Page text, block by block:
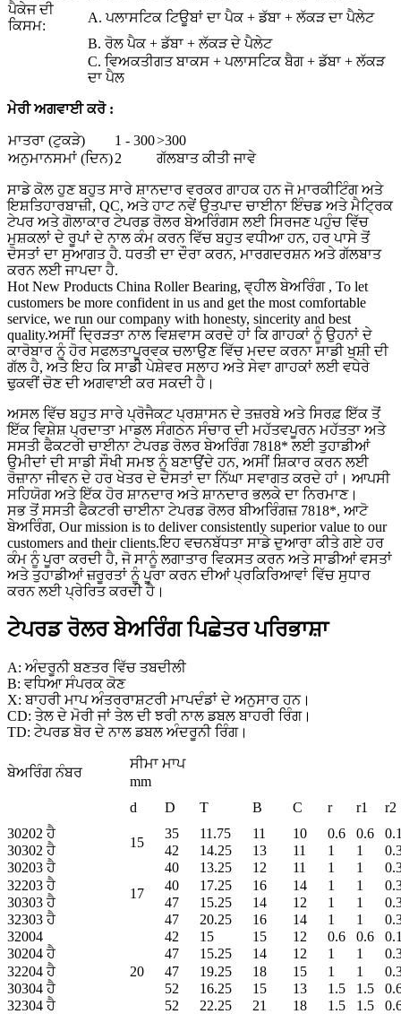
ਪੈਕੇਜ ਦੀ
ਕਿਸਮ:
A. ਪਲਾਸਟਿਕ ਟਿਊਬਾਂ ਦਾ ਪੈਕ + ਡੱਬਾ + ਲੱਕੜ ਦਾ ਪੈਲੇਟ
B. ਰੋਲ ਪੈਕ + ਡੱਬਾ + ਲੱਕੜ ਦੇ ਪੈਲੇਟ
C. ਵਿਅਕਤੀਗਤ ਬਾਕਸ + ਪਲਾਸਟਿਕ ਬੈਗ + ਡੱਬਾ + ਲੱਕੜ
ਦਾ ਪੈਲ
ਮੇਰੀ ਅਗਵਾਈ ਕਰੋ :
ਮਾਤਰਾ (ਟੁਕੜੇ) 1 - 300>300
ਅਨੁਮਾਨਸਮਾਂ (ਦਿਨ)2 ਗੱਲਬਾਤ ਕੀਤੀ ਜਾਵੇ
ਸਾਡੇ ਕੋਲ ਹੁਣ ਬਹੁਤ ਸਾਰੇ ਸ਼ਾਨਦਾਰ ਵਰਕਰ ਗਾਹਕ ਹਨ ਜੋ ਮਾਰਕੀਟਿੰਗ ਅਤੇ
ਇਸ਼ਤਿਹਾਰਬਾਜ਼ੀ, QC, ਅਤੇ ਹਾਟ ਨਵੇਂ ਉਤਪਾਦ ਚਾਈਨਾ ਇੰਚਡ ਅਤੇ ਮੈਟ੍ਰਿਕ
ਟੇਪਰ ਅਤੇ ਗੋਲਾਕਾਰ ਟੇਪਰਡ ਰੋਲਰ ਬੇਅਰਿੰਗਸ ਲਈ ਸਿਰਜਣ ਪਹੁੰਚ ਵਿੱਚ
ਮੁਸ਼ਕਲਾਂ ਦੇ ਰੂਪਾਂ ਦੇ ਨਾਲ ਕੰਮ ਕਰਨ ਵਿੱਚ ਬਹੁਤ ਵਧੀਆ ਹਨ, ਹਰ ਪਾਸੇ ਤੋਂ
ਦੋਸਤਾਂ ਦਾ ਸੁਆਗਤ ਹੈ. ਧਰਤੀ ਦਾ ਦੌਰਾ ਕਰਨ, ਮਾਰਗਦਰਸ਼ਨ ਅਤੇ ਗੱਲਬਾਤ
ਕਰਨ ਲਈ ਜਾਪਦਾ ਹੈ.
Hot New Products China Roller Bearing, ਵ੍ਹੀਲ ਬੇਅਰਿੰਗ , To let
customers be more confident in us and get the most comfortable
service, we run our company with honesty, sincerity and best
quality.ਅਸੀਂ ਦ੍ਰਿੜਤਾ ਨਾਲ ਵਿਸ਼ਵਾਸ ਕਰਦੇ ਹਾਂ ਕਿ ਗਾਹਕਾਂ ਨੂੰ ਉਹਨਾਂ ਦੇ
ਕਾਰੋਬਾਰ ਨੂੰ ਹੋਰ ਸਫਲਤਾਪੂਰਵਕ ਚਲਾਉਣ ਵਿੱਚ ਮਦਦ ਕਰਨਾ ਸਾਡੀ ਖੁਸ਼ੀ ਦੀ
ਗੱਲ ਹੈ, ਅਤੇ ਇਹ ਕਿ ਸਾਡੀ ਪੇਸ਼ੇਵਰ ਸਲਾਹ ਅਤੇ ਸੇਵਾ ਗਾਹਕਾਂ ਲਈ ਵਧੇਰੇ
ਢੁਕਵੀਂ ਚੋਣ ਦੀ ਅਗਵਾਈ ਕਰ ਸਕਦੀ ਹੈ।
ਅਸਲ ਵਿੱਚ ਬਹੁਤ ਸਾਰੇ ਪ੍ਰੋਜੈਕਟ ਪ੍ਰਸ਼ਾਸਨ ਦੇ ਤਜ਼ਰਬੇ ਅਤੇ ਸਿਰਫ਼ ਇੱਕ ਤੋਂ
ਇੱਕ ਵਿਸ਼ੇਸ਼ ਪ੍ਰਦਾਤਾ ਮਾਡਲ ਸੰਗਠਨ ਸੰਚਾਰ ਦੀ ਮਹੱਤਵਪੂਰਨ ਮਹੱਤਤਾ ਅਤੇ
ਸਸਤੀ ਫੈਕਟਰੀ ਚਾਈਨਾ ਟੇਪਰਡ ਰੋਲਰ ਬੇਅਰਿੰਗ 7818* ਲਈ ਤੁਹਾਡੀਆਂ
ਉਮੀਦਾਂ ਦੀ ਸਾਡੀ ਸੌਖੀ ਸਮਝ ਨੂੰ ਬਣਾਉਂਦੇ ਹਨ, ਅਸੀਂ ਸ਼ਿਕਾਰ ਕਰਨ ਲਈ
ਰੋਜ਼ਾਨਾ ਜੀਵਨ ਦੇ ਹਰ ਖੇਤਰ ਦੇ ਦੋਸਤਾਂ ਦਾ ਨਿੱਘਾ ਸਵਾਗਤ ਕਰਦੇ ਹਾਂ। ਆਪਸੀ
ਸਹਿਯੋਗ ਅਤੇ ਇੱਕ ਹੋਰ ਸ਼ਾਨਦਾਰ ਅਤੇ ਸ਼ਾਨਦਾਰ ਭਲਕੇ ਦਾ ਨਿਰਮਾਣ।
ਸਭ ਤੋਂ ਸਸਤੀ ਫੈਕਟਰੀ ਚਾਈਨਾ ਟੇਪਰਡ ਰੋਲਰ ਬੀਅਰਿੰਗਜ਼ 7818*, ਆਟੋ
ਬੇਅਰਿੰਗ, Our mission is to deliver consistently superior value to our
customers and their clients.ਇਹ ਵਚਨਬੱਧਤਾ ਸਾਡੇ ਦੁਆਰਾ ਕੀਤੇ ਗਏ ਹਰ
ਕੰਮ ਨੂੰ ਪੂਰਾ ਕਰਦੀ ਹੈ, ਜੋ ਸਾਨੂੰ ਲਗਾਤਾਰ ਵਿਕਸਤ ਕਰਨ ਅਤੇ ਸਾਡੀਆਂ ਵਸਤਾਂ
ਅਤੇ ਤੁਹਾਡੀਆਂ ਜ਼ਰੂਰਤਾਂ ਨੂੰ ਪੂਰਾ ਕਰਨ ਦੀਆਂ ਪ੍ਰਕਿਰਿਆਵਾਂ ਵਿੱਚ ਸੁਧਾਰ
ਕਰਨ ਲਈ ਪ੍ਰੇਰਿਤ ਕਰਦੀ ਹੈ।
ਟੇਪਰਡ ਰੋਲਰ ਬੇਅਰਿੰਗ ਪਿਛੇਤਰ ਪਰਿਭਾਸ਼ਾ
A: ਅੰਦਰੂਨੀ ਬਣਤਰ ਵਿੱਚ ਤਬਦੀਲੀ
B: ਵਧਿਆ ਸੰਪਰਕ ਕੋਣ
X: ਬਾਹਰੀ ਮਾਪ ਅੰਤਰਰਾਸ਼ਟਰੀ ਮਾਪਦੰਡਾਂ ਦੇ ਅਨੁਸਾਰ ਹਨ।
CD: ਤੇਲ ਦੇ ਮੋਰੀ ਜਾਂ ਤੇਲ ਦੀ ਝਰੀ ਨਾਲ ਡਬਲ ਬਾਹਰੀ ਰਿੰਗ।
TD: ਟੇਪਰਡ ਬੋਰ ਦੇ ਨਾਲ ਡਬਲ ਅੰਦਰੂਨੀ ਰਿੰਗ।
ਬੇਅਰਿੰਗ ਨੰਬਰ
ਸੀਮਾ ਮਾਪ
mm
d
D T B C r r1
r2
30202 ਹੈ
15
35 11.75 11 10 0.6 0.6
30302 ਹੈ
42 14.25 13 11 1 1
30203 ਹੈ
17
40 13.25 12 11 1 1
32203 ਹੈ
40 17.25 16 14 1 1
30303 ਹੈ
47 15.25 14 12 1 1
32303 ਹੈ
47 20.25 16 14 1 1
32004
20
42 15 15 12 0.6 0.6
30204 ਹੈ
47 15.25 14 12 1 1
32204 ਹੈ
47 19.25 18 15 1 1
30304 ਹੈ
52 16.25 15 13 1.5 1.5
32304 ਹੈ
52 22.25 21 18 1.5 1.5